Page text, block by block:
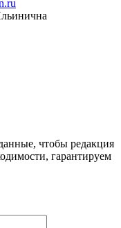
чтобы редакция
гарантируем